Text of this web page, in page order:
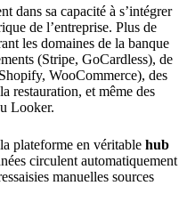
dans sa capacité à s’intégrer
de l’entreprise. Plus de
les domaines de la banque
(Stripe, GoCardless), de
WooCommerce), des
restauration, et même des
Looker.
plateforme en véritable hub
circulent automatiquement
manuelles sources